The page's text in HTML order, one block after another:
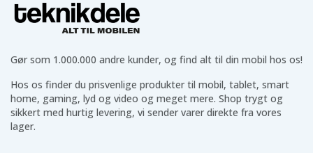
Gør som 1.000.000 andre kunder, og find alt til din mobil hos os!
Hos os finder du prisvenlige produkter til mobil, tablet, smart
home, gaming, lyd og video og meget mere. Shop trygt og
sikkert med hurtig levering, vi sender varer direkte fra vores
lager.